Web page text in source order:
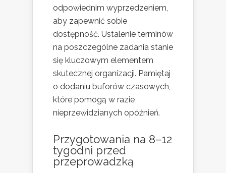
odpowiednim wyprzedzeniem,
aby zapewnić sobie
dostępność. Ustalenie terminów
na poszczególne zadania stanie
się kluczowym elementem
skutecznej organizacji. Pamiętaj
o dodaniu buforów czasowych,
które pomogą w razie
nieprzewidzianych opóźnień.
Przygotowania na 8–12
tygodni przed
przeprowadzką